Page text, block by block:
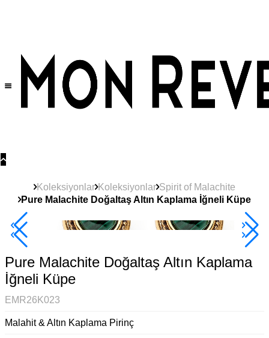
Koleksiyonlar Koleksiyonlar Spirit of Malachite
Pure Malachite Doğaltaş Altın Kaplama İğneli Küpe
Çok Satan
Pure Malachite Doğaltaş Altın Kaplama
İğneli Küpe
EMR26K023
Malahit & Altın Kaplama Pirinç